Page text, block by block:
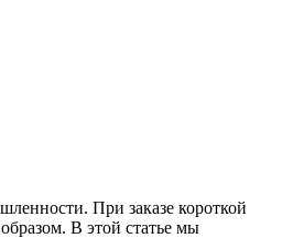
При заказе короткой
В этой статье мы